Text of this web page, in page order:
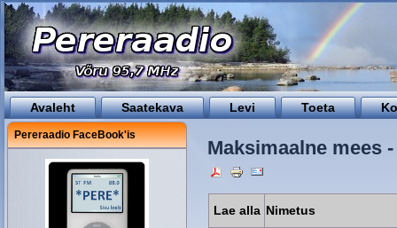
Avaleht Saatekava Levi Toeta
Pereraadio FaceBook'is
Maksimaalne mees -
Lae alla Nimetus